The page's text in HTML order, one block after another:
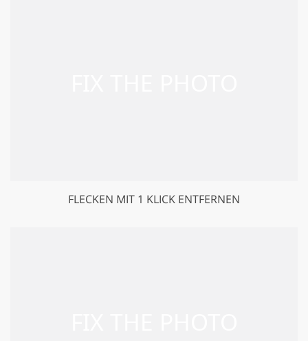
FLECKEN MIT 1 KLICK ENTFERNEN